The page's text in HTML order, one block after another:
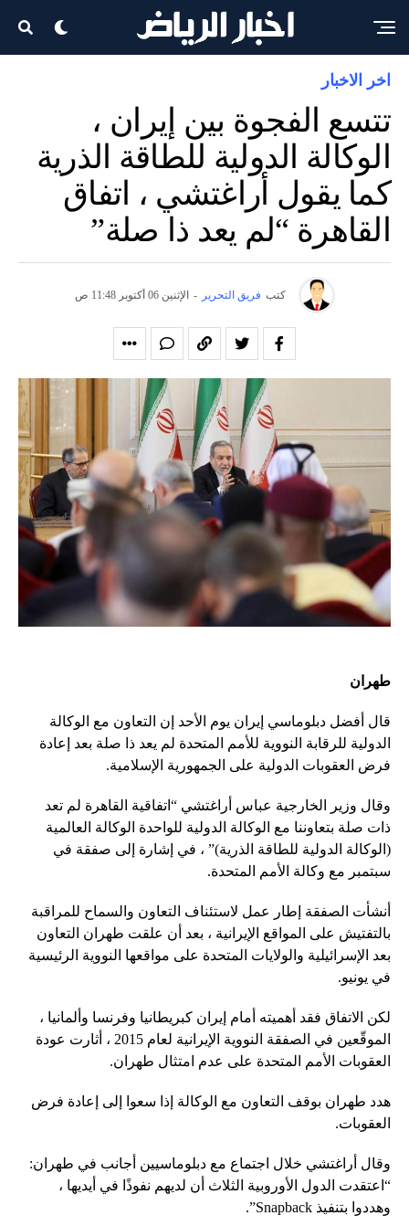
اخر الاخبار
تتسع الفجوة بين إيران ،
الوكالة الدولية للطاقة الذرية
كما يقول أراغتشي ، اتفاق
القاهرة “لم يعد ذا صلة”
كتب فريق التحرير - الإثنين 06 أكتوبر 11:48 ص
طهران
قال أفضل دبلوماسي إيران يوم الأحد إن التعاون مع الوكالة
الدولية للرقابة النووية للأمم المتحدة لم يعد ذا صلة بعد إعادة
فرض العقوبات الدولية على الجمهورية الإسلامية.
وقال وزير الخارجية عباس أراغتشي “اتفاقية القاهرة لم تعد
ذات صلة بتعاوننا مع الوكالة الدولية للواحدة الوكالة العالمية
(الوكالة الدولية للطاقة الذرية)” ، في إشارة إلى صفقة في
سبتمبر مع وكالة الأمم المتحدة.
أنشأت الصفقة إطار عمل لاستئناف التعاون والسماح للمراقبة
بالتفتيش على المواقع الإيرانية ، بعد أن علقت طهران التعاون
بعد الإسرائيلية والولايات المتحدة على مواقعها النووية الرئيسية
في يونيو.
لكن الاتفاق فقد أهميته أمام إيران كبريطانيا وفرنسا وألمانيا ،
الموقّعين في الصفقة النووية الإيرانية لعام 2015 ، أثارت عودة
العقوبات الأمم المتحدة على عدم امتثال طهران.
هدد طهران بوقف التعاون مع الوكالة إذا سعوا إلى إعادة فرض
العقوبات.
وقال أراغتشي خلال اجتماع مع دبلوماسيين أجانب في طهران:
“اعتقدت الدول الأوروبية الثلاث أن لديهم نفوذًا في أيديها ،
وهددوا بتنفيذ Snapback”.